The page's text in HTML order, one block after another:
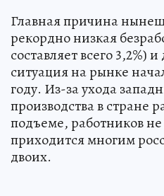
Главная причина
рекордно низкая
составляет всего 3,2%)
ситуация на рынке
году. Из-за ухода
производства в стране
подъеме, работников не
приходится многим
двоих.